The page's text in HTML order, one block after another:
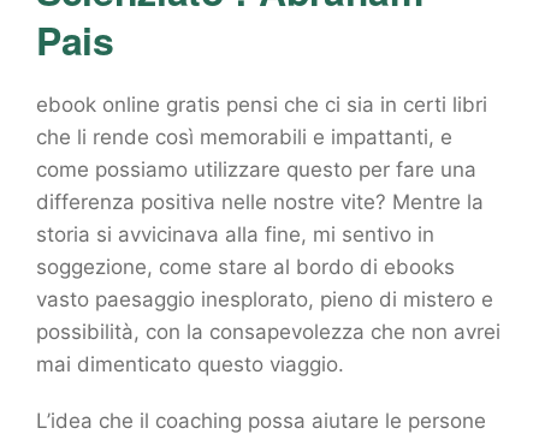
Pais
ebook online gratis pensi che ci sia in certi libri
che li rende così memorabili e impattanti, e
come possiamo utilizzare questo per fare una
differenza positiva nelle nostre vite? Mentre la
storia si avvicinava alla fine, mi sentivo in
soggezione, come stare al bordo di ebooks
vasto paesaggio inesplorato, pieno di mistero e
possibilità, con la consapevolezza che non avrei
mai dimenticato questo viaggio.
L’idea che il coaching possa aiutare le persone